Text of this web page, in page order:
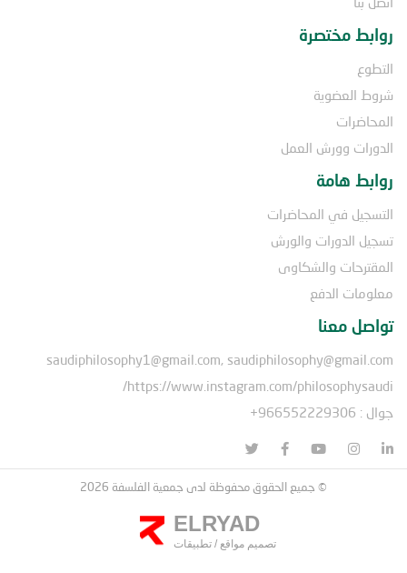
روابط مختصرة
التطوع
شروط العضوية
المحاضرات
الدورات وورش العمل
روابط هامة
التسجيل في المحاضرات
تسجيل الدورات والورش
المقترحات والشكاوى
معلومات الدفع
تواصل معنا
saudiphilosophy1@gmail.com, saudiphilosophy@gmail.com
https://www.instagram.com/philosophysaudi/
جوال : 966552229306+
© جميع الحقوق محفوظة لدى جمعية الفلسفة 2026
ELRYAD
تصميم مواقع / تطبيقات